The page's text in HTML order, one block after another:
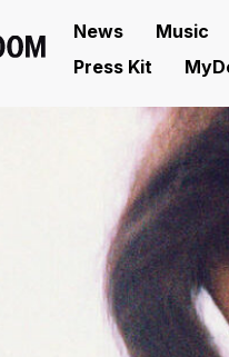
News Music
Press Kit